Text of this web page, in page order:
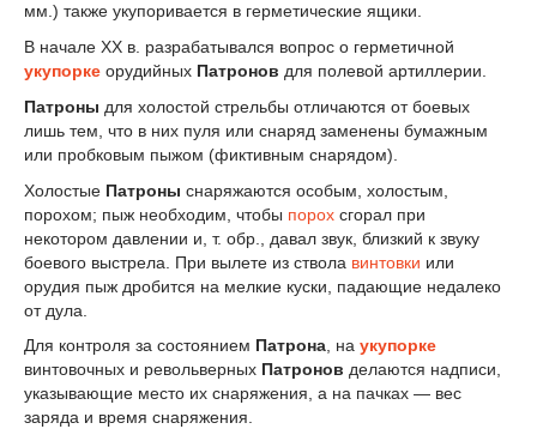
мм.) также укупоривается в герметические ящики.
В начале XX в. разрабатывался вопрос о герметичной
укупорке орудийных Патронов для полевой артиллерии.
Патроны для холостой стрельбы отличаются от боевых
лишь тем, что в них пуля или снаряд заменены бумажным
или пробковым пыжом (фиктивным снарядом).
Холостые Патроны снаряжаются особым, холостым,
порохом; пыж необходим, чтобы порох сгорал при
некотором давлении и, т. обр., давал звук, близкий к звуку
боевого выстрела. При вылете из ствола винтовки или
орудия пыж дробится на мелкие куски, падающие недалеко
от дула.
Для контроля за состоянием Патрона, на укупорке
винтовочных и револьверных Патронов делаются надписи,
указывающие место их снаряжения, а на пачках — вес
заряда и время снаряжения.